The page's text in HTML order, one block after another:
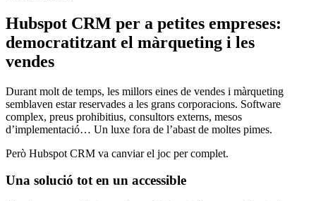
Hubspot CRM per a petites empreses:
democratitzant el màrqueting i les
vendes
Durant molt de temps, les millors eines de vendes i màrqueting
semblaven estar reservades a les grans corporacions. Software
complex, preus prohibitius, consultors externs, mesos
d’implementació… Un luxe fora de l’abast de moltes pimes.
Però Hubspot CRM va canviar el joc per complet.
Una solució toten un accessible